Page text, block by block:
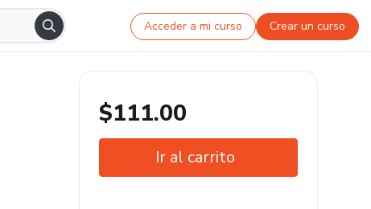
Acceder a mi curso Crear un curso
$111.00
Ir al carrito